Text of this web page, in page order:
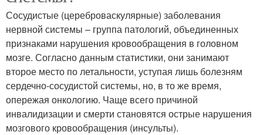
Сосудистые (цереброваскулярные) заболевания
нервной системы – группа патологий, объединенных
признаками нарушения кровообращения в головном
мозге. Согласно данным статистики, они занимают
второе место по летальности, уступая лишь болезням
сердечно-сосудистой системы, но, в то же время,
опережая онкологию. Чаще всего причиной
инвалидизации и смерти становятся острые нарушения
мозгового кровообращения (инсульты).